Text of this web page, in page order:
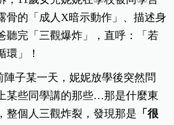
骨的「成人X暗示動作」、描述身
聽完「三觀爆炸」，直呼：「若
環」！
子某一天，妮妮放學後突然問
某些同學講的那些…那是什麼東
整個人三觀炸裂，發現那是 「很